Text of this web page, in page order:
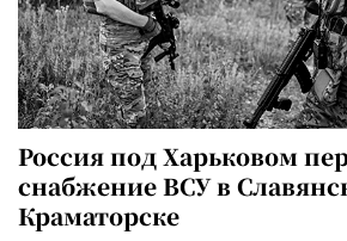
Россия под Харьковом
снабжение ВСУ в
Краматорске